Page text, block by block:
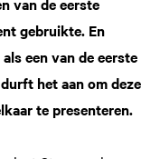
gebruikte. En
een van de eerste
het aan om deze
te presenteren.